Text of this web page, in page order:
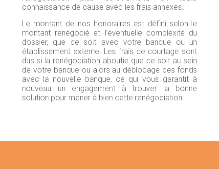
connaissance de cause avec les frais annexes.
Le montant de nos honoraires est défini selon le
montant renégocié et l’éventuelle complexité du
dossier, que ce soit avec votre banque ou un
établissement externe. Les frais de courtage sont
dus si la renégociation aboutie que ce soit au sein
de votre banque ou alors au déblocage des fonds
avec la nouvelle banque, ce qui vous garantit à
nouveau un engagement à trouver la bonne
solution pour mener à bien cette renégociation.